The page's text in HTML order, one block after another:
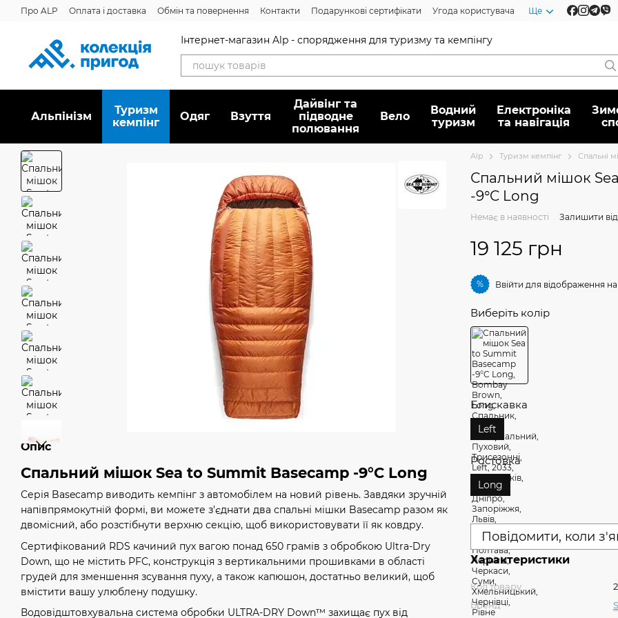
Перейти до основного контенту
Про ALP Оплата і доставка Обмін та повернення Контакти Подарункові сертифікати Угода користувача Ще
Інтернет-магазин Alp - спорядження для туризму та кемпінгу
Альпінізм
Туризм
кемпінг
Oдяг Взуття
Дайвінг та
підводне
полювання
Вело
Водний
туризм
Електроніка
та навігація
Опис
Спальний мішок Sea to Summit Basecamp -9°C Long
Серія Basecamp виводить кемпінг з автомобілем на новий рівень. Завдяки зручній
напівпрямокутній формі, ви можете з'єднати два спальні мішки Basecamp разом як
двомісний, або розстібнути верхню секцію, щоб використовувати її як ковдру.
Сертифікований RDS качиний пух вагою понад 650 грамів з обробкою Ultra-Dry
Down, що не містить PFC, конструкція з вертикальними прошивками в області
грудей для зменшення зсування пуху, а також капюшон, достатньо великий, щоб
вмістити вашу улюблену подушку.
Водовідштовхувальна система обробки ULTRA-DRY Down™ захищає пух від
Alp Туризм кемпінг Спальні
Спальний мішок
-9°C Long
Немає в наявності Залишити
19 125 грн
% Ввійти для відображення
Виберіть колір
Блискавка
Left
Ростовка
Long
Повідомити, коли
Характеристики
Код товару
Бренд